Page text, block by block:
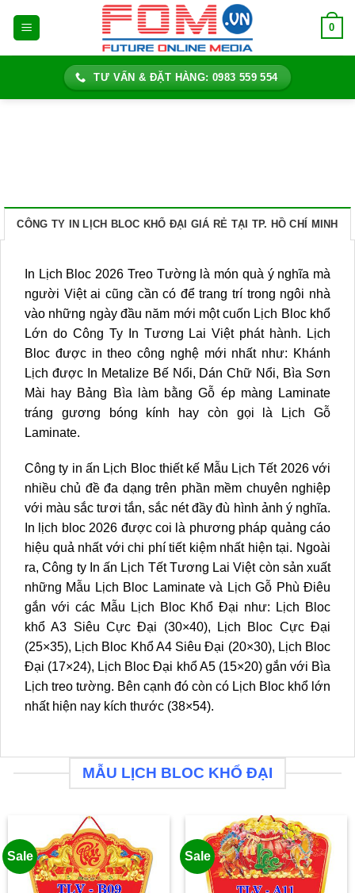
0
TƯ VẤN & ĐẶT HÀNG: 0983 559 554
CÔNG TY IN LỊCH BLOC KHỔ ĐẠI GIÁ RẺ TẠI TP. HỒ CHÍ MINH
In Lịch Bloc 2026 Treo Tường là món quà ý nghĩa mà
người Việt ai cũng cần có để trang trí trong ngôi nhà
vào những ngày đầu năm mới một cuốn Lịch Bloc khổ
Lớn do Công Ty In Tương Lai Việt phát hành. Lịch
Bloc được in theo công nghệ mới nhất như: Khánh
Lịch được In Metalize Bế Nổi, Dán Chữ Nổi, Bìa Sơn
Mài hay Bảng Bìa làm bằng Gỗ ép màng Laminate
tráng gương bóng kính hay còn gọi là Lịch Gỗ
Laminate.
Công ty in ấn Lịch Bloc thiết kế Mẫu Lịch Tết 2026 với
nhiều chủ đề đa dạng trên phần mềm chuyên nghiệp
với màu sắc tươi tắn, sắc nét đầy đù hình ảnh ý nghĩa.
In lịch bloc 2026 được coi là phương pháp quảng cáo
hiệu quả nhất với chi phí tiết kiệm nhất hiện tại. Ngoài
ra, Công ty In ấn Lịch Tết Tương Lai Việt còn sản xuất
những Mẫu Lịch Bloc Laminate và Lịch Gỗ Phù Điêu
gắn với các Mẫu Lịch Bloc Khổ Đại như: Lịch Bloc
khổ A3 Siêu Cực Đại (30×40), Lịch Bloc Cực Đại
(25×35), Lịch Bloc Khổ A4 Siêu Đại (20×30), Lịch Bloc
Đại (17×24), Lịch Bloc Đại khổ A5 (15×20) gắn với Bìa
Lịch treo tường. Bên cạnh đó còn có Lịch Bloc khổ lớn
nhất hiện nay kích thước (38×54).
MẪU LỊCH BLOC KHỔ ĐẠI
Sale Sale